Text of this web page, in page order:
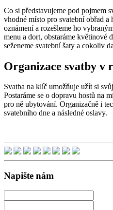
Co si představujeme pod pojmem
vhodné místo pro svatební obřad a
oznámení a rozešleme ho
menu a dort, obstaráme květinové
seženeme svatební šaty a cokoliv
Organizace svatby v
Svatba na klíč umožňuje užít si
Postaráme se o dopravu hostů na
pro ně ubytování. Organizačně i
svatebního dne a následné oslavy.
Napište nám